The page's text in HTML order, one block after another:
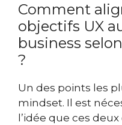
Comment
objectifs UX
business
?
Un des points les
mindset. Il est
l’idée que ces